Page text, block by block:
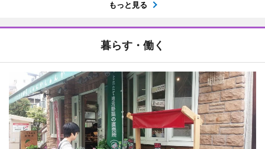
もっと見る
暮らす・働く